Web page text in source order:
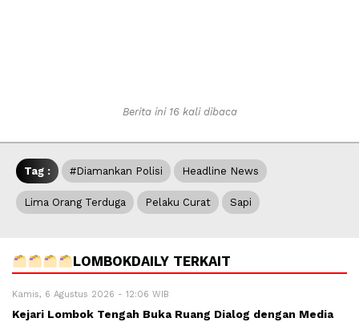
Berita ini 16 kali dibaca
Tag : #Diamankan Polisi Headline News
Lima Orang Terduga Pelaku Curat Sapi
LOMBOKDAILY TERKAIT
Kamis, 6 Agustus 2026 - 12:06 WIB
Kejari Lombok Tengah Buka Ruang Dialog dengan Media